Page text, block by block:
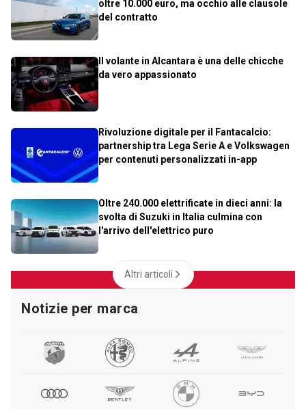
oltre 10.000 euro, ma occhio alle clausole
del contratto
Il volante in Alcantara è una delle chicche
da vero appassionato
Rivoluzione digitale per il Fantacalcio:
partnership tra Lega Serie A e Volkswagen
per contenuti personalizzati in-app
Oltre 240.000 elettrificate in dieci anni: la
svolta di Suzuki in Italia culmina con
l'arrivo dell'elettrico puro
Altri articoli
Notizie per marca